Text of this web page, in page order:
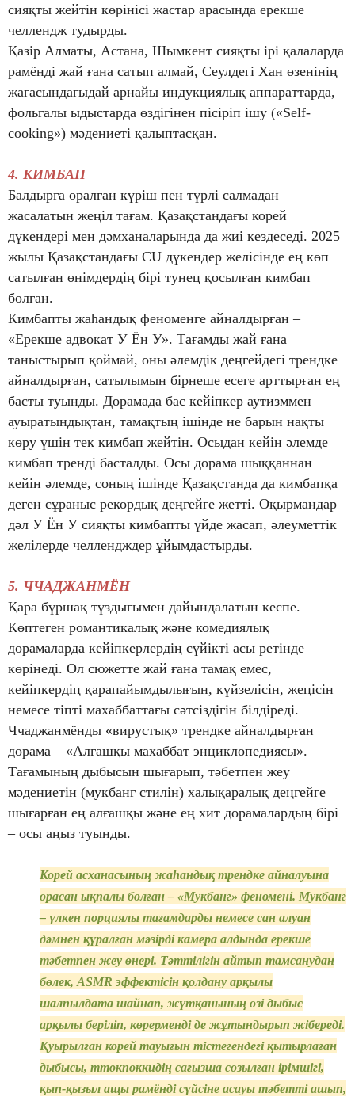
сияқты жейтін көрінісі жастар арасында ерекше
челлендж тудырды.
Қазір Алматы, Астана, Шымкент сияқты ірі қалаларда
рамёнді жай ғана сатып алмай, Сеулдегі Хан өзенінің
жағасындағыдай арнайы индукциялық аппараттарда,
фольгалы ыдыстарда өздігінен пісіріп ішу («Self-
cooking») мәдениеті қалыптасқан.
4. КИМБАП
Балдырға оралған күріш пен түрлі салмадан
жасалатын жеңіл тағам. Қазақстандағы корей
дүкендері мен дәмханаларында да жиі кездеседі. 2025
жылы Қазақстандағы CU дүкендер желісінде ең көп
сатылған өнімдердің бірі тунец қосылған кимбап
болған.
Кимбапты жаһандық феноменге айналдырған –
«Ерекше адвокат У Ён У». Тағамды жай ғана
таныстырып қоймай, оны әлемдік деңгейдегі трендке
айналдырған, сатылымын бірнеше есеге арттырған ең
басты туынды. Дорамада бас кейіпкер аутизммен
ауыратындықтан, тамақтың ішінде не барын нақты
көру үшін тек кимбап жейтін. Осыдан кейін әлемде
кимбап тренді басталды. Осы дорама шыққаннан
кейін әлемде, соның ішінде Қазақстанда да кимбапқа
деген сұраныс рекордық деңгейге жетті. Оқырмандар
дәл У Ён У сияқты кимбапты үйде жасап, әлеуметтік
желілерде челлендждер ұйымдастырды.
5. ЧЧАДЖАНМЁН
Қара бұршақ тұздығымен дайындалатын кеспе.
Көптеген романтикалық және комедиялық
дорамаларда кейіпкерлердің сүйікті асы ретінде
көрінеді. Ол сюжетте жай ғана тамақ емес,
кейіпкердің қарапайымдылығын, күйзелісін, жеңісін
немесе тіпті махаббаттағы сәтсіздігін білдіреді.
Ччаджанмёнды «вирустық» трендке айналдырған
дорама – «Алғашқы махаббат энциклопедиясы».
Тағамының дыбысын шығарып, тәбетпен жеу
мәдениетін (мукбанг стилін) халықаралық деңгейге
шығарған ең алғашқы және ең хит дорамалардың бірі
– осы аңыз туынды.
Корей асханасының жаһандық трендке айналуына
орасан ықпалы болған – «Мукбанг» феномені. Мукбанг
– үлкен порциялы тағамдарды немесе сан алуан
дәмнен құралған мәзірді камера алдында ерекше
тәбетпен жеу өнері. Тәттілігін айтып тамсанудан
бөлек, ASMR эффектісін қолдану арқылы
шалпылдата шайнап, жұтқанының өзі дыбыс
арқылы беріліп, көрерменді де жұтындырып жібереді.
Қуырылған корей тауығын тістегендегі қытырлаған
дыбысы, ттокпоккидің сағызша созылған ірімшігі,
қып-қызыл ащы рамёнді сүйсіне асауы тәбетті ашып,